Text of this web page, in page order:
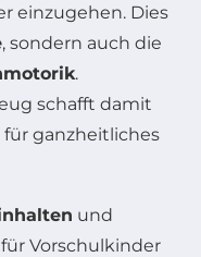
einzugehen. Dies
, sondern auch die
.
schafft damit
ganzheitliches
und
Vorschulkinder